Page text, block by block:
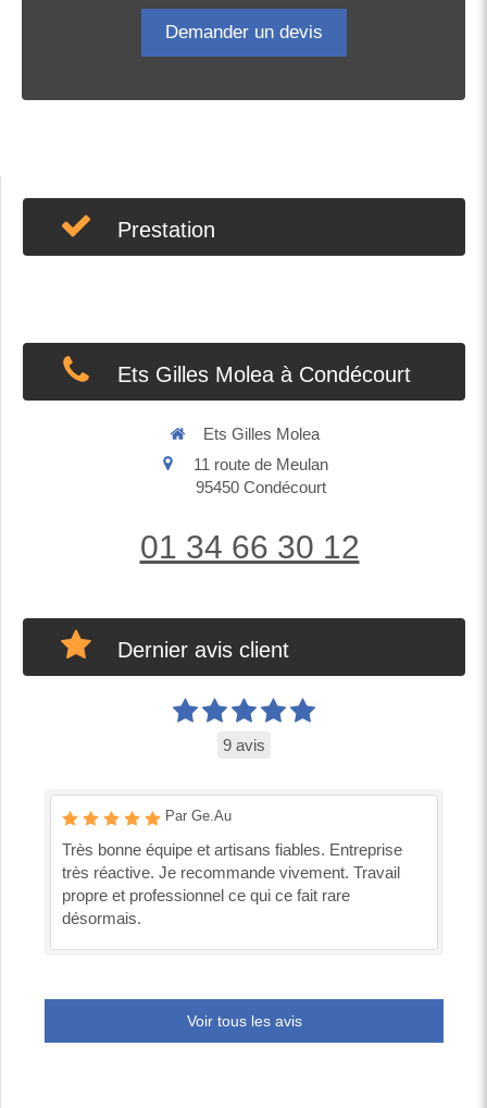
Demander un devis
Prestation
Ets Gilles Molea à Condécourt
Ets Gilles Molea
11 route de Meulan
95450 Condécourt
01 34 66 30 12
Dernier avis client
9 avis
Par Ge.Au
Très bonne équipe et artisans fiables. Entreprise
très réactive. Je recommande vivement. Travail
propre et professionnel ce qui ce fait rare
désormais.
Voir tous les avis